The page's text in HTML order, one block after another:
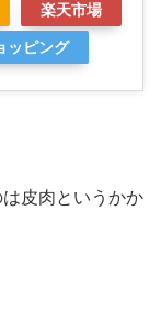
楽天市場
ッピング
皮肉というかか